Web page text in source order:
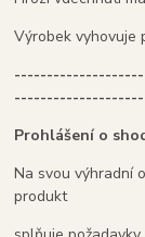
Výrobek vyhovuje
Prohlášení o
Na svou výhradní
produkt